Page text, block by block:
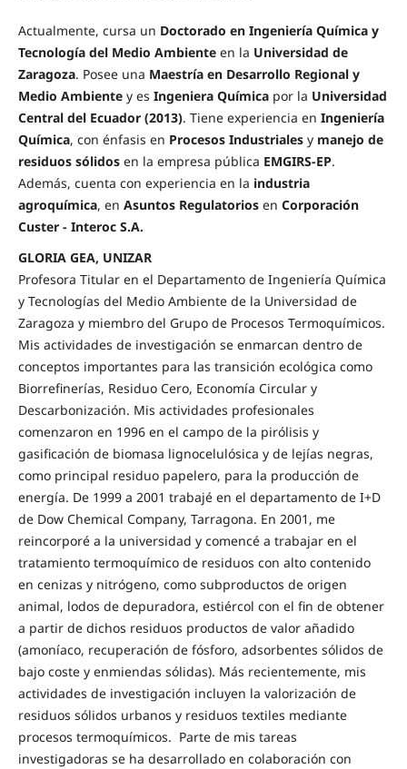
Actualmente, cursa un Doctorado en Ingeniería Química y
Tecnología del Medio Ambienteen la Universidad de
Zaragoza. Posee una Maestría en Desarrollo Regional y
Medio Ambientey es Ingeniera Químicapor la Universidad
Central del Ecuador (2013). Tiene experiencia en Ingeniería
Química, con énfasis en Procesos Industrialesy manejo de
residuos sólidosen la empresa pública EMGIRS-EP.
Además, cuenta con experiencia en la industria
agroquímica, en Asuntos Regulatoriosen Corporación
Custer - Interoc S.A.
GLORIA GEA, UNIZAR
Profesora Titular en el Departamento de Ingeniería Química
y Tecnologías del Medio Ambiente de la Universidad de
Zaragoza y miembro del Grupo de Procesos Termoquímicos.
Mis actividades de investigación se enmarcan dentro de
conceptos importantes para las transición ecológica como
Biorrefinerías, Residuo Cero, Economía Circular y
Descarbonización. Mis actividades profesionales
comenzaron en 1996 en el campo de la pirólisis y
gasificación de biomasa lignocelulósica y de lejías negras,
como principal residuo papelero, para la producción de
energía. De 1999 a 2001 trabajé en el departamento de I+D
de Dow Chemical Company, Tarragona. En 2001, me
reincorporé a la universidad y comencé a trabajar en el
tratamiento termoquímico de residuos con alto contenido
en cenizas y nitrógeno, como subproductos de origen
animal, lodos de depuradora, estiércol con el fin de obtener
a partir de dichos residuos productos de valor añadido
(amoníaco, recuperación de fósforo, adsorbentes sólidos de
bajo coste y enmiendas sólidas). Más recientemente, mis
actividades de investigación incluyen la valorización de
residuos sólidos urbanos y residuos textiles mediante
procesos termoquímicos. Parte de mis tareas
investigadoras se ha desarrollado en colaboración con